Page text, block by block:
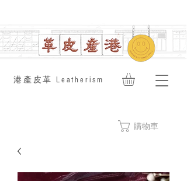
​港產皮革 Leatherism
購物車